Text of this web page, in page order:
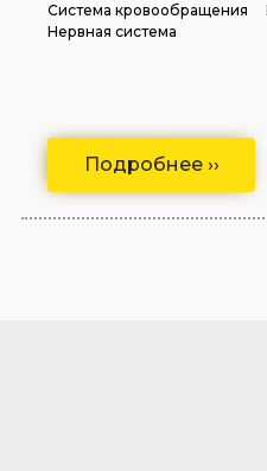
Подробнее ››
Система кровообращения
Нервная система